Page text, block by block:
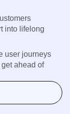
into lifelong
user journeys
ahead of